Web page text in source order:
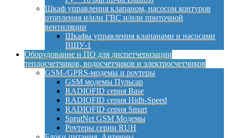
Шкаф управления клапаном, насосом контуров
отопления и/или ГВС и/или приточной
вентиляции
Шкафы управления клапанами и насосами
ВШУ-1
Оборудование и ПО для диспетчеризации
теплосчетчиков, водосчетчиков и электросчетчиков
GSM-/GPRS-модемы и роутеры
GSM модемы Пульсар
RADIOFID серия Base
RADIOFID серия Hidh-Speed
RADIOFID серия Smart
SprutNet GSM Модемы
Роутеры серии RUH